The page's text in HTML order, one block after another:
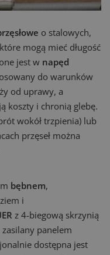
o stalowych,
mogą mieć długość
jest w napęd
do warunków
od uprawy, a
koszty i chronią glebę.
wokół trzpienia) lub
przęseł można
bębnem,
i
z 4-biegową skrzynią
zasilany panelem
dostępna jest